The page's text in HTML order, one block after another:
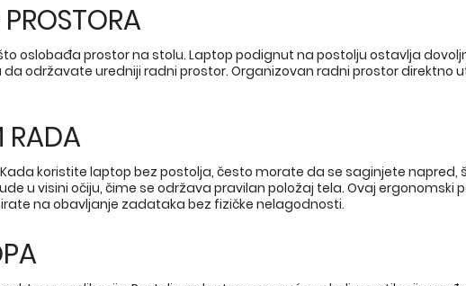
oslobađa prostor na stolu. Laptop podignut na postolju ostavlja
održavate uredniji radni prostor. Organizovan radni prostor direktno
RADA
koristite laptop bez postolja, često morate da se saginjete napred,
u visini očiju, čime se održava pravilan položaj tela. Ovaj ergonomski
na obavljanje zadataka bez fizičke nelagodnosti.